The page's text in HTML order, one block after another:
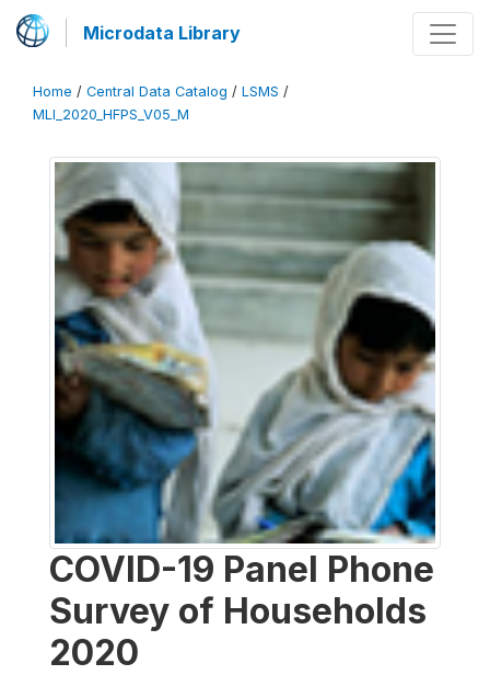
Microdata Library
Home / Central Data Catalog / LSMS /
MLI_2020_HFPS_V05_M
COVID-19 Panel Phone
Survey of Households
2020